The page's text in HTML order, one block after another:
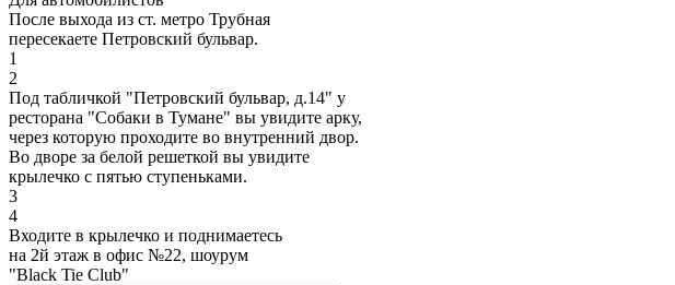
После выхода из ст. метро Трубная
пересекаете Петровский бульвар.
1
2
Под табличкой "Петровский бульвар, д.14" у
ресторана "Собаки в Тумане" вы увидите арку,
через которую проходите во внутренний двор.
Во дворе за белой решеткой вы увидите
крылечко с пятью ступеньками.
3
4
Входите в крылечко и поднимаетесь
на 2й этаж в офис №22, шоурум
"Black Tie Club"